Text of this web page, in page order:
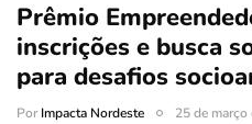
Prêmio
inscrições e busca
para desafios
PorImpacta Nordeste 25 de